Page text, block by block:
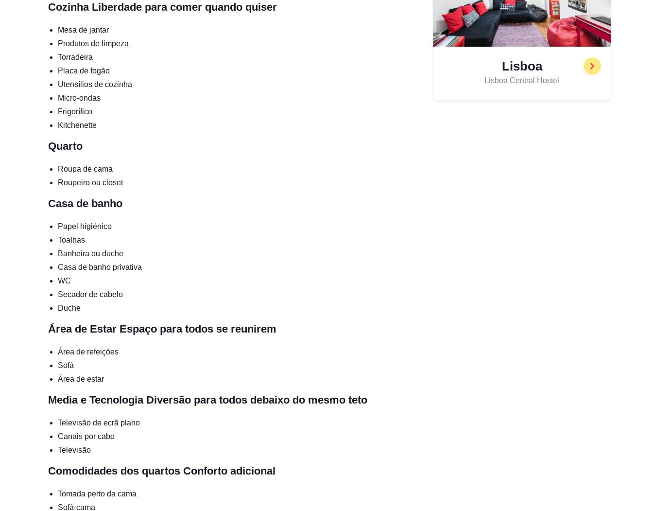
Cozinha Liberdade para comer quando quiser
Mesa de jantar
Produtos de limpeza
Torradeira
Placa de fogão
Utensílios de cozinha
Micro-ondas
Frigorífico
Kitchenette
Quarto
Roupa de cama
Roupeiro ou closet
Casa de banho
Papel higiénico
Toalhas
Banheira ou duche
Casa de banho privativa
WC
Secador de cabelo
Duche
Área de Estar Espaço para todos se reunirem
Área de refeições
Sofá
Área de estar
Media e Tecnologia Diversão para todos debaixo do mesmo teto
Televisão de ecrã plano
Canais por cabo
Televisão
Comodidades dos quartos Conforto adicional
Tomada perto da cama
Sofá-cama
Lisboa
Lisboa Central Hostel